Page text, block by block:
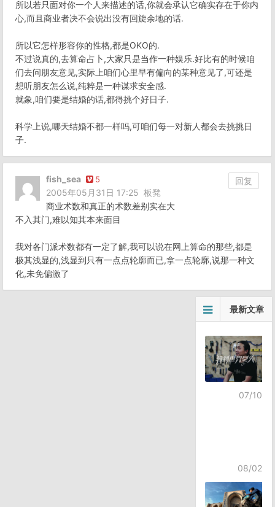
所以若只面对你一个人来描述的话,你就会承认它确实存在于你内
心,而且商业者决不会说出没有回旋余地的话.
所以它怎样形容你的性格,都是OKO的.
不过说真的,去算命占卜,大家只是当作一种娱乐.好比有的时候咱
们去问朋友意见,实际上咱们心里早有偏向的某种意见了,可还是
想听朋友怎么说,纯粹是一种谋求安全感.
就象,咱们要是结婚的话,都得挑个好日子.
科学上说,哪天结婚不都一样吗,可咱们每一对新人都会去挑挑日
子.
fish_sea 5
回复
2005年05月31日 17:25 板凳
商业术数和真正的术数差别实在大
不入其门,难以知其本来面目
我对各门派术数都有一定了解,我可以说在网上算命的那些,都是
极其浅显的,浅显到只有一点点轮廓而已,拿一点轮廓,说那一种文
化,未免偏激了
最新文章
07/10
08/02